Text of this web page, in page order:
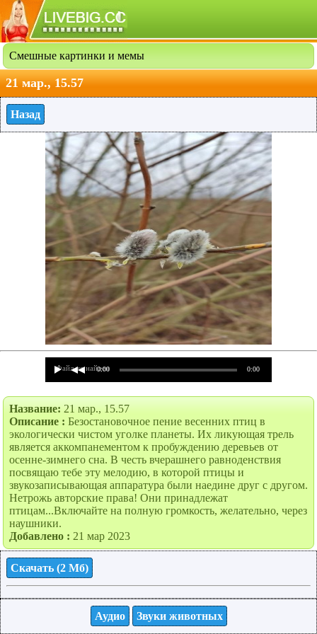
Смешные картинки и мемы
21 мар., 15.57
Назад
Файл не найден
0:00 0:00
Название: 21 мар., 15.57
Описание : Безостановочное пение весенних птиц в
экологически чистом уголке планеты. Их ликующая трель
является аккомпанементом к пробуждению деревьев от
осенне-зимнего сна. В честь вчерашнего равноденствия
посвящаю тебе эту мелодию, в которой птицы и
звукозаписывающая аппаратура были наедине друг с другом.
Нетрожь авторские права! Они принадлежат
птицам...Включайте на полную громкость, желательно, через
наушники.
Добавлено : 21 мар 2023
Скачать (2 Мб)
Аудио Звуки животных